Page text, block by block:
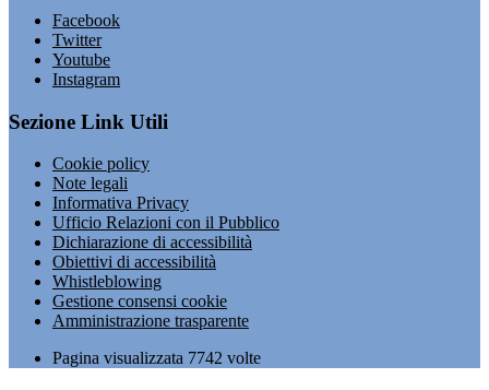
Facebook
Twitter
Youtube
Instagram
Sezione Link Utili
Cookie policy
Note legali
Informativa Privacy
Ufficio Relazioni con il Pubblico
Dichiarazione di accessibilità
Obiettivi di accessibilità
Whistleblowing
Gestione consensi cookie
Amministrazione trasparente
Pagina visualizzata 7742 volte